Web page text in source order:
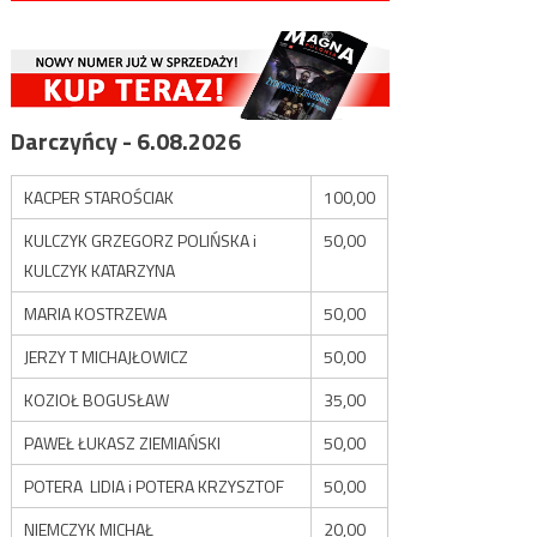
Darczyńcy - 6.08.2026
KACPER STAROŚCIAK
100,00
KULCZYK GRZEGORZ POLIŃSKA i
KULCZYK KATARZYNA
50,00
MARIA KOSTRZEWA
50,00
JERZY T MICHAJŁOWICZ
50,00
KOZIOŁ BOGUSŁAW
35,00
PAWEŁ ŁUKASZ ZIEMIAŃSKI
50,00
POTERA LIDIA i POTERA KRZYSZTOF
50,00
NIEMCZYK MICHAŁ
20,00